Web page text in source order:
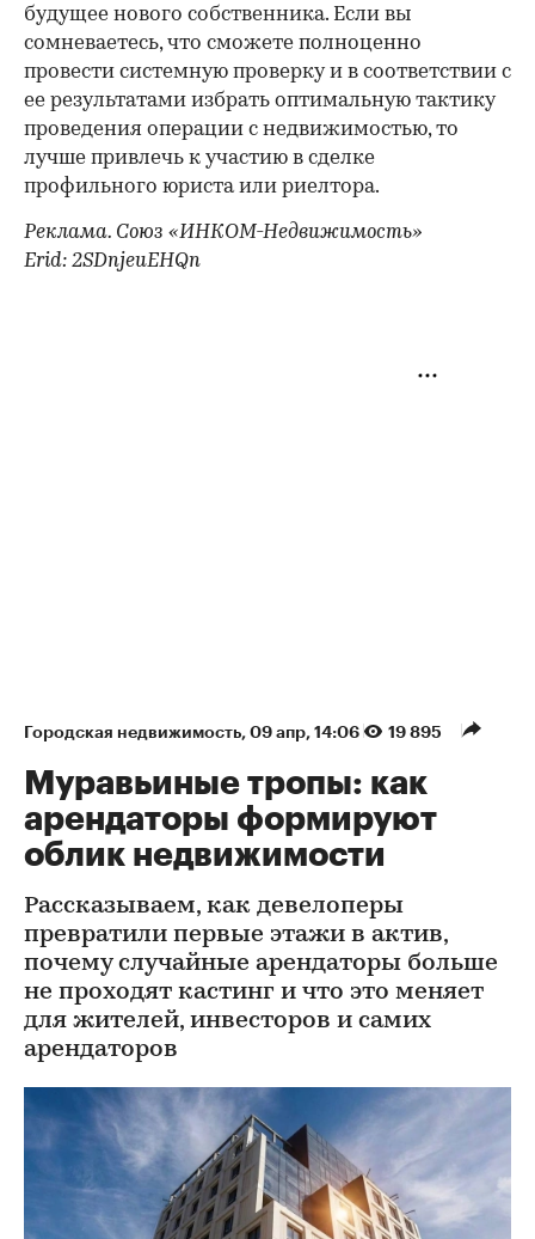
будущее нового собственника. Если вы
сомневаетесь, что сможете полноценно
провести системную проверку и в соответствии с
ее результатами избрать оптимальную тактику
проведения операции с недвижимостью, то
лучше привлечь к участию в сделке
профильного юриста или риелтора.
Реклама. Союз «ИНКОМ-Недвижимость»
Erid: 2SDnjeuEHQn
Городская недвижимость 09 апр, 14:06 19 895
Муравьиные тропы: как
арендаторы формируют
облик недвижимости
Рассказываем, как девелоперы
превратили первые этажи в актив,
почему случайные арендаторы больше
не проходят кастинг и что это меняет
для жителей, инвесторов и самих
арендаторов